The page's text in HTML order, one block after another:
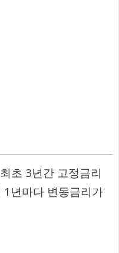
초 3년간 고정금리
년마다 변동금리가